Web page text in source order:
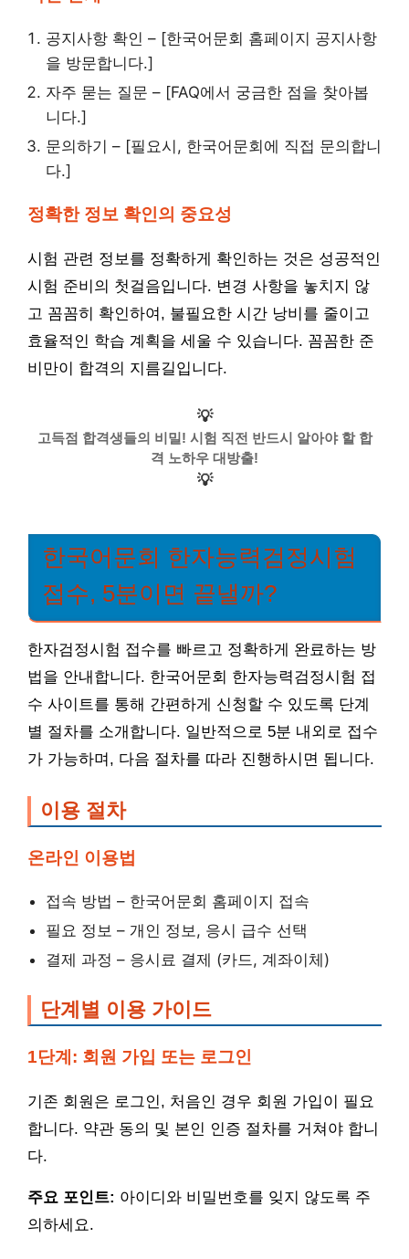
공지사항 확인 – [한국어문회 홈페이지 공지사항
을 방문합니다.]
자주 묻는 질문 – [FAQ에서 궁금한 점을 찾아봅
니다.]
문의하기 – [필요시, 한국어문회에 직접 문의합니
다.]
정확한 정보 확인의 중요성
시험 관련 정보를 정확하게 확인하는 것은 성공적인
시험 준비의 첫걸음입니다. 변경 사항을 놓치지 않
고 꼼꼼히 확인하여, 불필요한 시간 낭비를 줄이고
효율적인 학습 계획을 세울 수 있습니다. 꼼꼼한 준
비만이 합격의 지름길입니다.
💡
고득점 합격생들의 비밀! 시험 직전 반드시 알아야 할 합
격 노하우 대방출!
💡
한국어문회 한자능력검정시험
접수, 5분이면 끝낼까?
한자검정시험 접수를 빠르고 정확하게 완료하는 방
법을 안내합니다. 한국어문회 한자능력검정시험 접
수 사이트를 통해 간편하게 신청할 수 있도록 단계
별 절차를 소개합니다. 일반적으로 5분 내외로 접수
가 가능하며, 다음 절차를 따라 진행하시면 됩니다.
이용 절차
온라인 이용법
접속 방법 – 한국어문회 홈페이지 접속
필요 정보 – 개인 정보, 응시 급수 선택
결제 과정 – 응시료 결제 (카드, 계좌이체)
단계별 이용 가이드
1단계: 회원 가입 또는 로그인
기존 회원은 로그인, 처음인 경우 회원 가입이 필요
합니다. 약관 동의 및 본인 인증 절차를 거쳐야 합니
다.
주요 포인트: 아이디와 비밀번호를 잊지 않도록 주
의하세요.